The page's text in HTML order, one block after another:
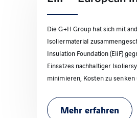
Die G+H Group hat sich mit
Isoliermaterial
Insulation Foundation (EiiF)
Einsatzes nachhaltiger
minimieren, Kosten zu senken
Mehr erfahren